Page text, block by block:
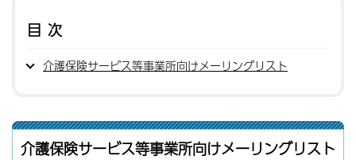
目次
介護保険サービス等事業所向けメーリングリスト
介護保険サービス等事業所向けメーリングリスト